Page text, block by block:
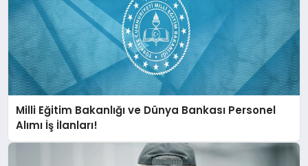
Milli Eğitim Bakanlığı ve Dünya Bankası Personel
Alımı İş İlanları!